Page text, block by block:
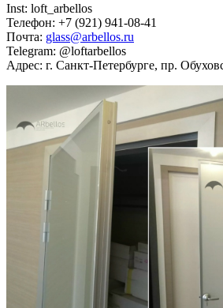
Inst: loft_arbellos
Телефон: +7 (921) 941-08-41
Почта: glass@arbellos.ru
Telegram: @loftarbellos
Адрес: г. Санкт-Петербурге, пр.